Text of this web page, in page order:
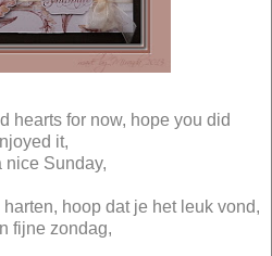
hearts for now, hope you did
it,
nice Sunday,
hoop dat je het leuk vond,
fijne zondag,